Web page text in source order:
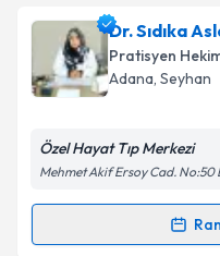
Dr. Ebru Geren için
Size bu uzmandan
hazırlandığında e-
Kişisel
Metni'ni
Dr. Sıdıka
Pratisyen
Adana, Seyhan
Özel Hayat Tıp Merkezi
Mehmet Akif Ersoy Cad. No:50
Randevu